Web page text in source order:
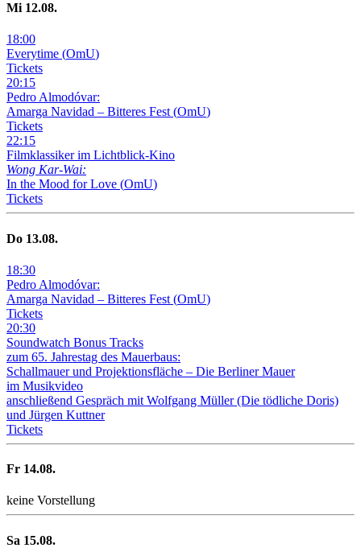
Mi 12.08.
18:00
Everytime (OmU)
Tickets
20:15
Pedro Almodóvar:
Amarga Navidad – Bitteres Fest (OmU)
Tickets
22:15
Filmklassiker im Lichtblick-Kino
Wong Kar-Wai:
In the Mood for Love (OmU)
Tickets
Do 13.08.
18:30
Pedro Almodóvar:
Amarga Navidad – Bitteres Fest (OmU)
Tickets
20:30
Soundwatch Bonus Tracks
zum 65. Jahrestag des Mauerbaus:
Schallmauer und Projektionsfläche – Die Berliner Mauer
im Musikvideo
anschließend Gespräch mit Wolfgang Müller (Die tödliche Doris)
und Jürgen Kuttner
Tickets
Fr 14.08.
keine Vorstellung
Sa 15.08.